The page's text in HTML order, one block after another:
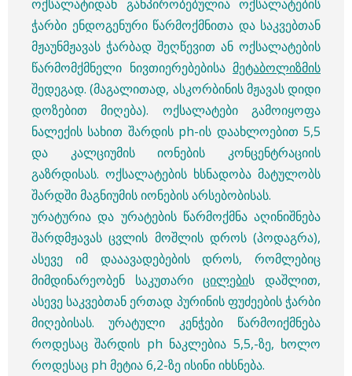
ოქსალატიდან განპირობებულია ოქსალატების
ჭარბი ენდოგენური წარმოქმნითა და საკვებთან
მჟაუნმჟავას ჭარბად შეღწევით ან ოქსალატების
წარმომქმნელი ნივთიერებებისა მეტაბოლიზმის
შედეგად. (მაგალითად, ასკორბინის მჟავას დიდი
დოზებით მიღება). ოქსალატები გამოიყოფა
ნალექის სახით შარდის ph-ის დაახლოებით 5,5
და კალციუმის იონების კონცენტრაციის
გაზრდისას. ოქსალატების ხსნადობა მატულობს
შარდში მაგნიუმის იონების არსებობისას.
ურატურია და ურატების წარმოქმნა აღინიშნება
შარდმჟავას ცვლის მოშლის დროს (პოდაგრა),
ასევე იმ დააავადებების დროს, რომლებიც
მიმდინარეობენ საკუთარიცილების დაშლით,
ასევე საკვებთან ერთად პურინის ფუძეების ჭარბი
მიღებისას. ურატული კენჭები წარმოიქმნება
როდესაც შარდის ph ნაკლებია 5,5,-ზე, ხოლო
როდესაც ph მეტია 6,2-ზე ისინი იხსნება.